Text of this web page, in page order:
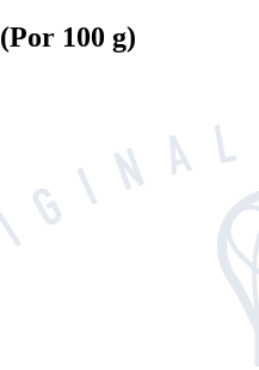
(Por 100 g)